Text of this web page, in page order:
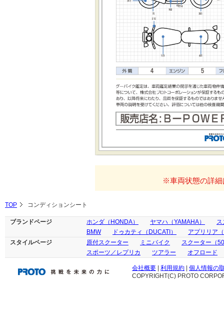
※車両状態の詳細
TOP コンディションシート
ブランドページ ホンダ（HONDA） ヤマハ（YAMAHA）
ス
BMW
ドゥカティ（DUCATI）
アプリリア
スタイルページ
原付スクーター ミニバイク
スクーター（
スポーツ／レプリカ
ツアラー オフロード
会社概要 利用規約
個人情報の
COPYRIGHT(C) PROTO